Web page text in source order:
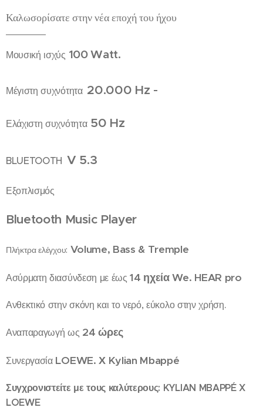
Καλωσορίσατε στην νέα εποχή του ήχου
Μουσική ισχύς 100 Watt.
Μέγιστη συχνότητα 20.000 Hz -
Ελάχιστη συχνότητα 50 Hz
BLUETOOTH V 5.3
Εξοπλισμός
Bluetooth Music Player
Πλήκτρα ελέγχου: Volume, Bass & Tremple
Ασύρματη διασύνδεση με έως14 ηχεία We. HEAR pro
Ανθεκτικό στην σκόνη και το νερό, εύκολο στην χρήση.
Αναπαραγωγή ως 24 ώρες
Συνεργασία LOEWE. Χ Kylian Mbappé
Συγχρονιστείτε με τους καλύτερους: KYLIAN MBAPPÉ X
LOEWE